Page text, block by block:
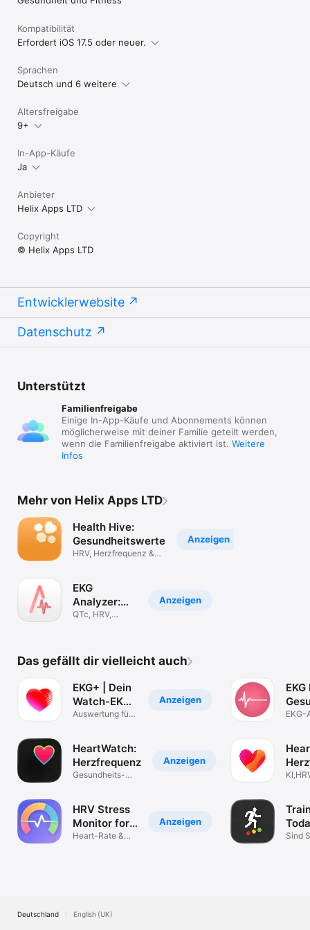
gekoppelten Apple Watch, um Gesundheitsdaten zu
generieren, die im Heart Analyzer angezeigt werden
Kompatibilität
Erfordert iOS 17.5 oder neuer.
Sprachen
Deutsch und 6 weitere
Altersfreigabe
9+
In-App-Käufe
Ja
Anbieter
Helix Apps LTD
Copyright
© Helix Apps LTD
Entwicklerwebsite
Datenschutz
Unterstützt
Familienfreigabe
Einige In-App-Käufe und Abonnements können
möglicherweise mit deiner Familie geteilt werden,
wenn die Familienfreigabe aktiviert ist. Weitere
Infos
Mehr von Helix Apps LTD
Anzeigen
Health Hive:
Gesundheitswerte
HRV, Herzfrequenz &
Anzeigen
EKG
Analyzer:
Watch
QTc, HRV,
Das gefällt dir vielleicht auch
Anzeigen
EKG+ | Dein
Watch-EKG-
Leser
Auswertung für
Anzeigen
HeartWatch:
Herzfrequenz
Gesundheits-
Anzeigen
HRV Stress
Monitor for
Watch
Heart-Rate &
EKG-
Sind
Deutschland English (UK)